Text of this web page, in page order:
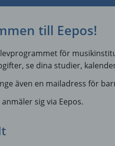
till Eepos!
för
se dina studier,
även en mailadress för
sig via Eepos.